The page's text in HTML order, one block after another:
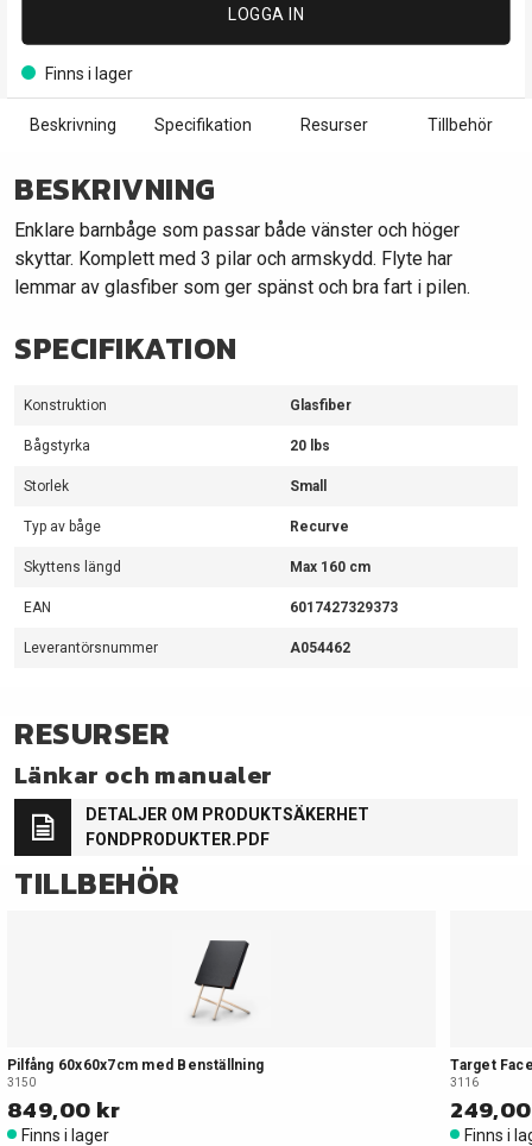
LOGGA IN
Finns i lager
Beskrivning Specifikation Resurser Tillbehör
BESKRIVNING
Enklare barnbåge som passar både vänster och höger
skyttar. Komplett med 3 pilar och armskydd. Flyte har
lemmar av glasfiber som ger spänst och bra fart i pilen.
SPECIFIKATION
Konstruktion Glasfiber
Bågstyrka 20 lbs
Storlek Small
Typ av båge Recurve
Skyttens längd Max 160 cm
EAN 6017427329373
Leverantörsnummer A054462
RESURSER
Länkar och manualer
DETALJER OM PRODUKTSÄKERHET
FONDPRODUKTER.PDF
TILLBEHÖR
Pilfång 60x60x7cm med Benställning
3150
849,00 kr
Finns i lager
Target
3116
Finns i